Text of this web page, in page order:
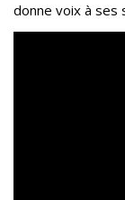
donne voix à ses